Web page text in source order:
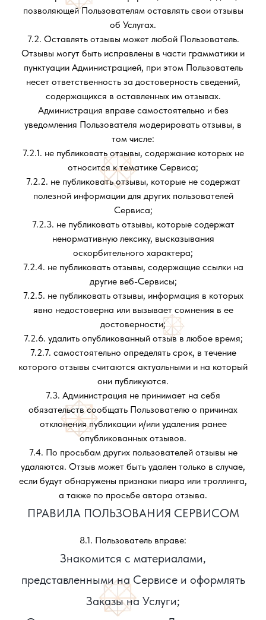
позволяющей Пользователям оставлять свои отзывы
об Услугах.
7.2. Оставлять отзывы может любой Пользователь.
Отзывы могут быть исправлены в части грамматики и
пунктуации Администрацией, при этом Пользователь
несет ответственность за достоверность сведений,
содержащихся в оставленных им отзывах.
Администрация вправе самостоятельно и без
уведомления Пользователя модерировать отзывы, в
том числе:
7.2.1. не публиковать отзывы, содержание которых не
относится к тематике Сервиса;
7.2.2. не публиковать отзывы, которые не содержат
полезной информации для других пользователей
Сервиса;
7.2.3. не публиковать отзывы, которые содержат
ненормативную лексику, высказывания
оскорбительного характера;
7.2.4. не публиковать отзывы, содержащие ссылки на
другие веб-Сервисы;
7.2.5. не публиковать отзывы, информация в которых
явно недостоверна или вызывает сомнения в ее
достоверности;
7.2.6. удалить опубликованный отзыв в любое время;
7.2.7. самостоятельно определять срок, в течение
которого отзывы считаются актуальными и на который
они публикуются.
7.3. Администрация не принимает на себя
обязательств сообщать Пользователю о причинах
отклонения публикации и/или удаления ранее
опубликованных отзывов.
7.4. По просьбам других пользователей отзывы не
удаляются. Отзыв может быть удален только в случае,
если будут обнаружены признаки пиара или троллинга,
а также по просьбе автора отзыва.
ПРАВИЛА ПОЛЬЗОВАНИЯ СЕРВИСОМ
8.1. Пользователь вправе:
Знакомится с материалами,
представленными на Сервисе и оформлять
Заказы на Услуги;